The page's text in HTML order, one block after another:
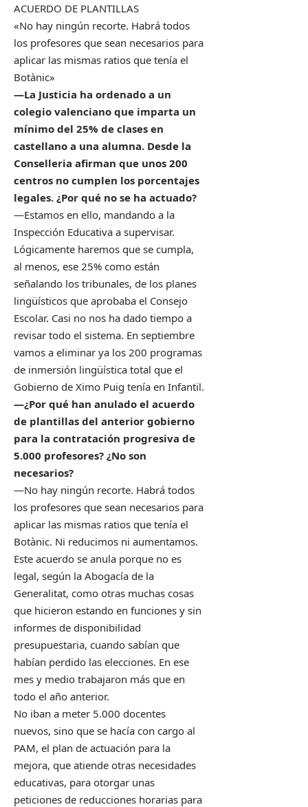
ACUERDO DE PLANTILLAS
«No hay ningún recorte. Habrá todos
los profesores que sean necesarios para
aplicar las mismas ratios que tenía el
Botànic»
—La Justicia ha ordenado a un
colegio valenciano que imparta un
mínimo del 25% de clases en
castellano a una alumna. Desde la
Conselleria afirman que unos 200
centros no cumplen los porcentajes
legales. ¿Por qué no se ha actuado?
—Estamos en ello, mandando a la
Inspección Educativa a supervisar.
Lógicamente haremos que se cumpla,
al menos, ese 25% como están
señalando los tribunales, de los planes
lingüísticos que aprobaba el Consejo
Escolar. Casi no nos ha dado tiempo a
revisar todo el sistema. En septiembre
vamos a eliminar ya los 200 programas
de inmersión lingüística total que el
Gobierno de Ximo Puig tenía en Infantil.
—¿Por qué han anulado el acuerdo
de plantillas del anterior gobierno
para la contratación progresiva de
5.000 profesores? ¿No son
necesarios?
—No hay ningún recorte. Habrá todos
los profesores que sean necesarios para
aplicar las mismas ratios que tenía el
Botànic. Ni reducimos ni aumentamos.
Este acuerdo se anula porque no es
legal, según la Abogacía de la
Generalitat, como otras muchas cosas
que hicieron estando en funciones y sin
informes de disponibilidad
presupuestaria, cuando sabían que
habían perdido las elecciones. En ese
mes y medio trabajaron más que en
todo el año anterior.
No iban a meter 5.000 docentes
nuevos, sino que se hacía con cargo al
PAM, el plan de actuación para la
mejora, que atiende otras necesidades
educativas, para otorgar unas
peticiones de reducciones horarias para